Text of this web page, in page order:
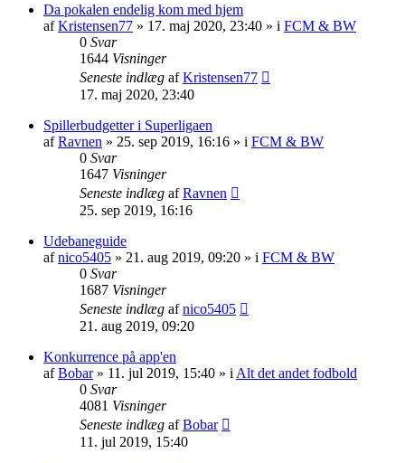
Da pokalen endelig kom med hjem
afKristensen77 » 17. maj 2020, 23:40 » i FCM & BW
0 Svar
1644 Visninger
Seneste indlæg afKristensen77
17. maj 2020, 23:40
Spillerbudgetter i Superligaen
afRavnen » 25. sep 2019, 16:16 » i FCM & BW
0 Svar
1647 Visninger
Seneste indlæg afRavnen
25. sep 2019, 16:16
Udebaneguide
afnico5405 » 21. aug 2019, 09:20 » i FCM & BW
0 Svar
1687 Visninger
Seneste indlæg afnico5405
21. aug 2019, 09:20
Konkurrence på app'en
afBobar» 11. jul 2019, 15:40 » i Alt det andet fodbold
0 Svar
4081 Visninger
Seneste indlæg afBobar
11. jul 2019, 15:40